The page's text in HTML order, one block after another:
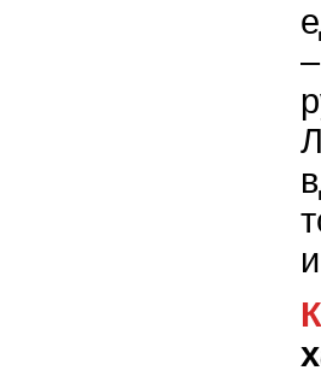
Как правильно использовать